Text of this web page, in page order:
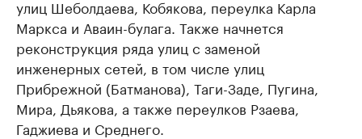
улиц Шеболдаева, Кобякова, переулка Карла
Маркса и Аваин-булага. Также начнется
реконструкция ряда улиц с заменой
инженерных сетей, в том числе улиц
Прибрежной (Батманова), Таги-Заде, Пугина,
Мира, Дьякова, а также переулков Рзаева,
Гаджиева и Среднего.